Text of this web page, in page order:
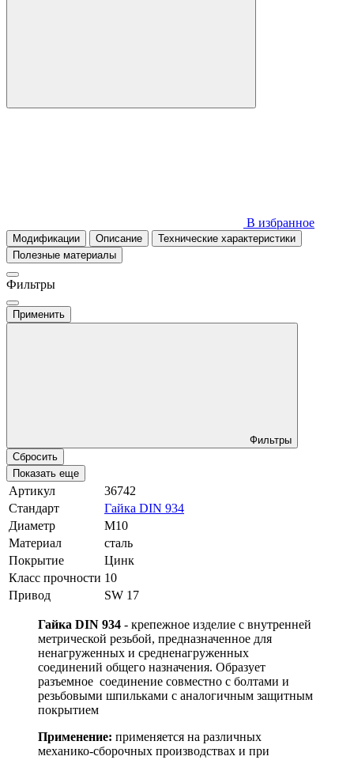
В избранное
Модификации Описание
Технические характеристики
Полезные материалы
Фильтры
Применить
Фильтры
Сбросить
Показать еще
Артикул
36742
Стандарт
Гайка DIN 934
Диаметр
М10
Материал
сталь
Покрытие
Цинк
Класс прочности 10
Привод
SW 17
Гайка DIN 934 - крепежное изделие с внутренней
метрической резьбой, предназначенное для
ненагруженных и средненагруженных
соединений общего назначения. Образует
разъемное соединение совместно с болтами и
резьбовыми шпильками с аналогичным защитным
покрытием
Применение: применяется на различных
механико-сборочных производствах и при